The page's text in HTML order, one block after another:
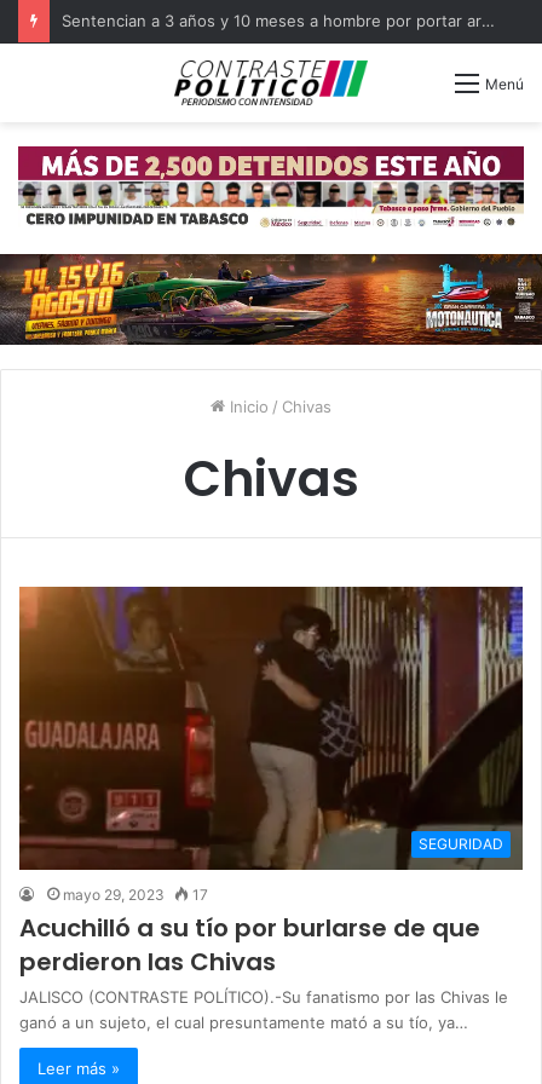
Sentencian a 3 años y 10 meses a hombre por portar arma en Balancán
Menú
Inicio / Chivas
Chivas
SEGURIDAD
mayo 29, 2023 17
Acuchilló a su tío por burlarse de que
perdieron las Chivas
JALISCO (CONTRASTE POLÍTICO).-Su fanatismo por las Chivas le
ganó a un sujeto, el cual presuntamente mató a su tío, ya…
Leer más »